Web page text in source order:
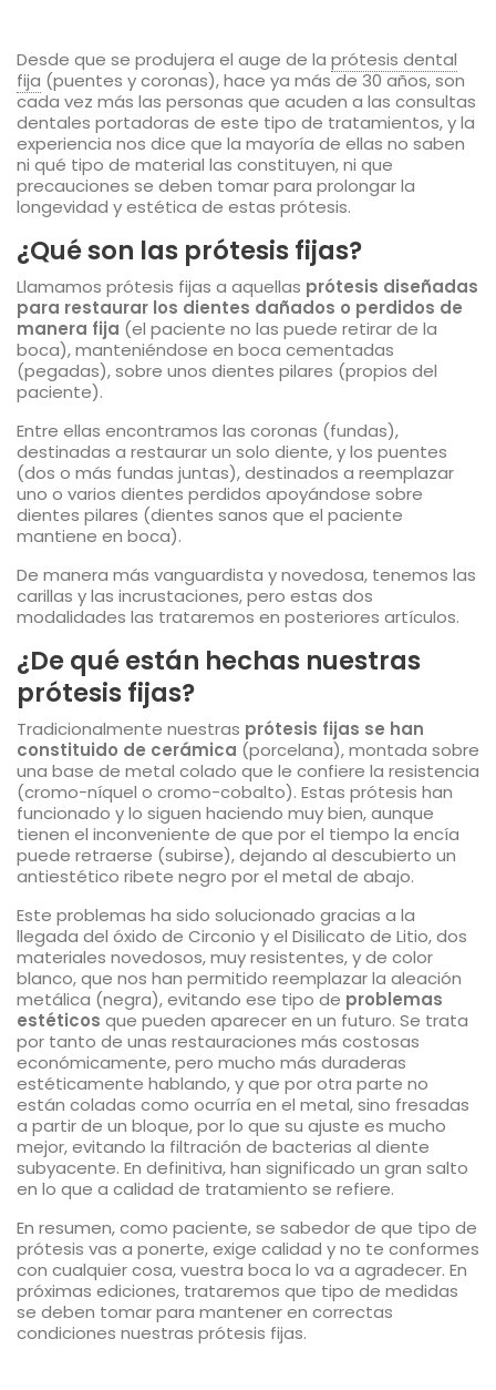
Desde que se produjera el auge de la prótesis dental
fija (puentes y coronas), hace ya más de 30 años, son
cada vez más las personas que acuden a las consultas
dentales portadoras de este tipo de tratamientos, y la
experiencia nos dice que la mayoría de ellas no saben
ni qué tipo de material las constituyen, ni que
precauciones se deben tomar para prolongar la
longevidad y estética de estas prótesis.
¿Qué son las prótesis fijas?
Llamamos prótesis fijas a aquellas prótesis diseñadas
para restaurar los dientes dañados o perdidos de
manera fija (el paciente no las puede retirar de la
boca), manteniéndose en boca cementadas
(pegadas), sobre unos dientes pilares (propios del
paciente).
Entre ellas encontramos las coronas (fundas),
destinadas a restaurar un solo diente, y los puentes
(dos o más fundas juntas), destinados a reemplazar
uno o varios dientes perdidos apoyándose sobre
dientes pilares (dientes sanos que el paciente
mantiene en boca).
De manera más vanguardista y novedosa, tenemos las
carillas y las incrustaciones, pero estas dos
modalidades las trataremos en posteriores artículos.
¿De qué están hechas nuestras
prótesis fijas?
Tradicionalmente nuestras prótesis fijas se han
constituido de cerámica (porcelana), montada sobre
una base de metal colado que le confiere la resistencia
(cromo-níquel o cromo-cobalto). Estas prótesis han
funcionado y lo siguen haciendo muy bien, aunque
tienen el inconveniente de que por el tiempo la encía
puede retraerse (subirse), dejando al descubierto un
antiestético ribete negro por el metal de abajo.
Este problemas ha sido solucionado gracias a la
llegada del óxido de Circonio y el Disilicato de Litio, dos
materiales novedosos, muy resistentes, y de color
blanco, que nos han permitido reemplazar la aleación
metálica (negra), evitando ese tipo de problemas
estéticos que pueden aparecer en un futuro. Se trata
por tanto de unas restauraciones más costosas
económicamente, pero mucho más duraderas
estéticamente hablando, y que por otra parte no
están coladas como ocurría en el metal, sino fresadas
a partir de un bloque, por lo que su ajuste es mucho
mejor, evitando la filtración de bacterias al diente
subyacente. En definitiva, han significado un gran salto
en lo que a calidad de tratamiento se refiere.
En resumen, como paciente, se sabedor de que tipo de
prótesis vas a ponerte, exige calidad y no te conformes
con cualquier cosa, vuestra boca lo va a agradecer. En
próximas ediciones, trataremos que tipo de medidas
se deben tomar para mantener en correctas
condiciones nuestras prótesis fijas.